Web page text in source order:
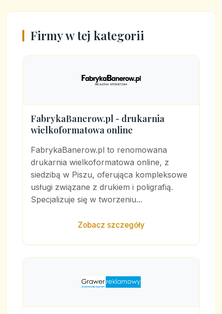
Firmy w tej kategorii
FabrykaBanerow.pl - drukarnia
wielkoformatowa online
FabrykaBanerow.pl to renomowana
drukarnia wielkoformatowa online, z
siedzibą w Piszu, oferująca kompleksowe
usługi związane z drukiem i poligrafią.
Specjalizuje się w tworzeniu...
Zobacz szczegóły